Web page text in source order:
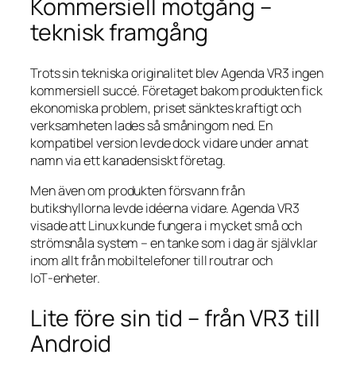
Kommersiell motgång –
teknisk framgång
Trots sin tekniska originalitet blev Agenda VR3 ingen
kommersiell succé. Företaget bakom produkten fick
ekonomiska problem, priset sänktes kraftigt och
verksamheten lades så småningom ned. En
kompatibel version levde dock vidare under annat
namn via ett kanadensiskt företag.
Men även om produkten försvann från
butikshyllorna levde idéerna vidare. Agenda VR3
visade att Linux kunde fungera i mycket små och
strömsnåla system – en tanke som i dag är självklar
inom allt från mobiltelefoner till routrar och
IoT‑enheter.
Lite före sin tid – från VR3 till
Android